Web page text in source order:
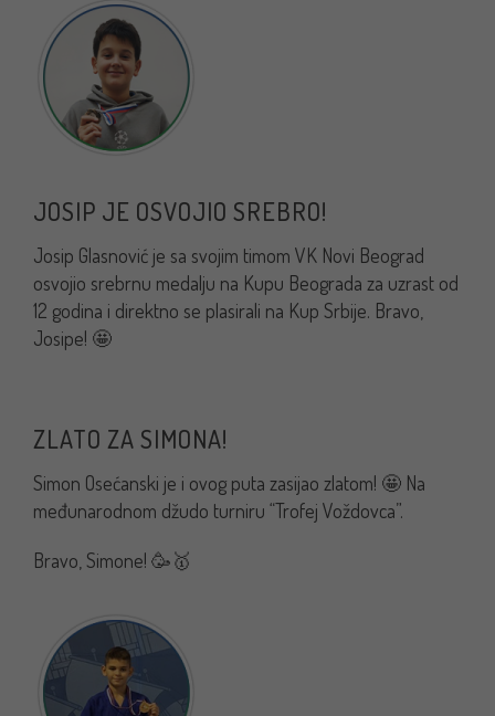
JOSIP JE OSVOJIO SREBRO!
Josip Glasnović je sa svojim timom VK Novi Beograd
osvojio srebrnu medalju na Kupu Beograda za uzrast od
12 godina i direktno se plasirali na Kup Srbije. Bravo,
Josipe! 🤩
ZLATO ZA SIMONA!
Simon Osećanski je i ovog puta zasijao zlatom! 🤩 Na
međunarodnom džudo turniru “Trofej Voždovca”.
Bravo, Simone! 🥳🥇